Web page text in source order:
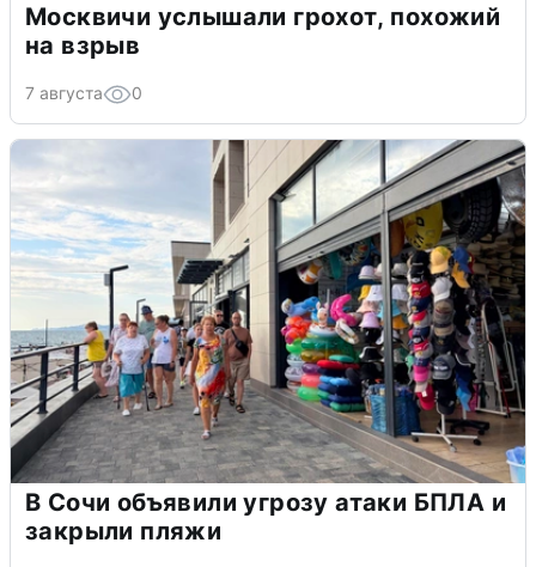
Москвичи услышали грохот, похожий
на взрыв
7 августа 0
В Сочи объявили угрозу атаки БПЛА и
закрыли пляжи